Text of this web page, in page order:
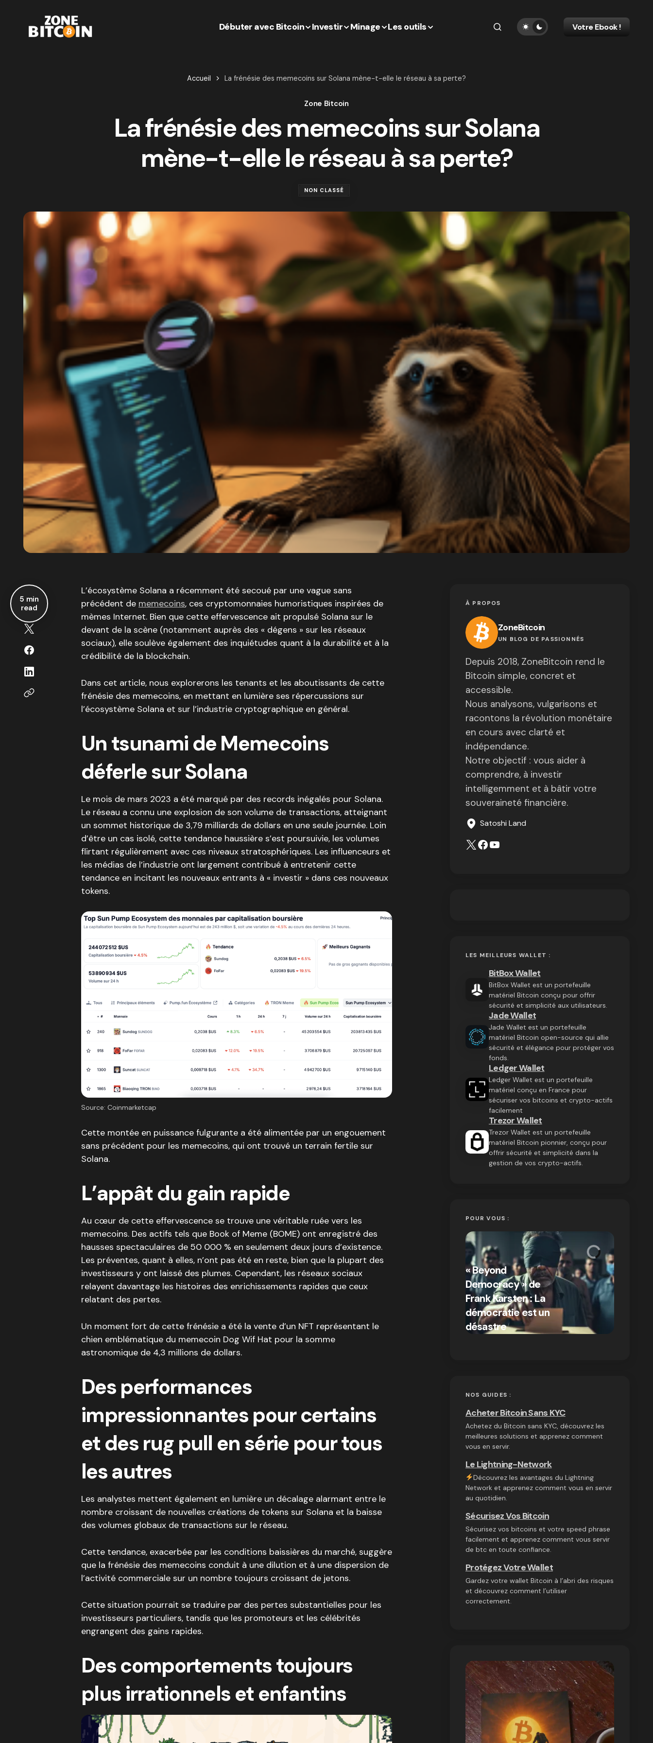
Débuter avec Bitcoin Investir Minage Les outils Votre Ebook !
Accueil La frénésie des memecoins sur Solana mène-t-elle le réseau à sa perte?
Zone Bitcoin
La frénésie des memecoins sur Solana
mène-t-elle le réseau à sa perte?
NON CLASSÉ
5 min
read
L’écosystème Solana a récemment été secoué par une vague sans
précédent de memecoins, ces cryptomonnaies humoristiques inspirées de
mèmes Internet. Bien que cette effervescence ait propulsé Solana sur le
devant de la scène (notamment auprès des « dégens » sur les réseaux
sociaux), elle soulève également des inquiétudes quant à la durabilité et à la
crédibilité de la blockchain.
Dans cet article, nous explorerons les tenants et les aboutissants de cette
frénésie des memecoins, en mettant en lumière ses répercussions sur
l’écosystème Solana et sur l’industrie cryptographique en général.
Un tsunami de Memecoins
déferle sur Solana
Le mois de mars 2023 a été marqué par des records inégalés pour Solana.
Le réseau a connu une explosion de son volume de transactions, atteignant
un sommet historique de 3,79 milliards de dollars en une seule journée. Loin
d’être un cas isolé, cette tendance haussière s’est poursuivie, les volumes
flirtant régulièrement avec ces niveaux stratosphériques. Les influenceurs et
les médias de l’industrie ont largement contribué à entretenir cette
tendance en incitant les nouveaux entrants à « investir » dans ces nouveaux
tokens.
Source: Coinmarketcap
Cette montée en puissance fulgurante a été alimentée par un engouement
sans précédent pour les memecoins, qui ont trouvé un terrain fertile sur
Solana.
L’appât du gain rapide
Au cœur de cette effervescence se trouve une véritable ruée vers les
memecoins. Des actifs tels que Book of Meme (BOME) ont enregistré des
hausses spectaculaires de 50 000 % en seulement deux jours d’existence.
Les préventes, quant à elles, n’ont pas été en reste, bien que la plupart des
investisseurs y ont laissé des plumes. Cependant, les réseaux sociaux
relayent davantage les histoires des enrichissements rapides que ceux
relatant des pertes.
Un moment fort de cette frénésie a été la vente d’un NFT représentant le
chien emblématique du memecoin Dog Wif Hat pour la somme
astronomique de 4,3 millions de dollars.
Des performances
impressionnantes pour certains
et des rug pull en série pour tous
les autres
Les analystes mettent également en lumière un décalage alarmant entre le
nombre croissant de nouvelles créations de tokens sur Solana et la baisse
des volumes globaux de transactions sur le réseau.
Cette tendance, exacerbée par les conditions baissières du marché, suggère
que la frénésie des memecoins conduit à une dilution et à une dispersion de
l’activité commerciale sur un nombre toujours croissant de jetons.
Cette situation pourrait se traduire par des pertes substantielles pour les
investisseurs particuliers, tandis que les promoteurs et les célébrités
engrangent des gains rapides.
Des comportements toujours
plus irrationnels et enfantins
À PROPOS
ZoneBitcoin
UN BLOG DE PASSIONNÉS
Depuis 2018, ZoneBitcoin rend le
Bitcoin simple, concret et
accessible.
Nous analysons, vulgarisons et
racontons la révolution monétaire
en cours avec clarté et
indépendance.
Notre objectif : vous aider à
comprendre, à investir
intelligemment et à bâtir votre
souveraineté financière.
Satoshi Land
LES MEILLEURS WALLET :
BitBox Wallet
BitBox Wallet est un portefeuille
matériel Bitcoin conçu pour offrir
sécurité et simplicité aux utilisateurs.
Jade Wallet
Jade Wallet est un portefeuille
matériel Bitcoin open-source qui allie
sécurité et élégance pour protéger vos
fonds.
Ledger Wallet
Ledger Wallet est un portefeuille
matériel conçu en France pour
sécuriser vos bitcoins et crypto-actifs
facilement
Trezor Wallet
Trezor Wallet est un portefeuille
matériel Bitcoin pionnier, conçu pour
offrir sécurité et simplicité dans la
gestion de vos crypto-actifs.
POUR VOUS :
« Beyond
Democracy » de
Frank Karsten : La
démocratie est un
désastre
on 03/10/2024
NOS GUIDES :
Acheter Bitcoin Sans KYC
Achetez du Bitcoin sans KYC, découvrez les
meilleures solutions et apprenez comment
vous en servir.
Le Lightning-Network
Découvrez les avantages du Lightning
Network et apprenez comment vous en servir
au quotidien.
Sécurisez Vos Bitcoin
Sécurisez vos bitcoins et votre speed phrase
facilement et apprenez comment vous servir
de btc en toute confiance.
Protégez Votre Wallet
Gardez votre wallet Bitcoin à l’abri des risques
et découvrez comment l’utiliser
correctement.